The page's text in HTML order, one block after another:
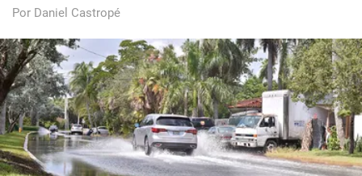
Por Daniel Castropé